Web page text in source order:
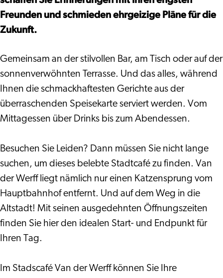
Freunden und schmieden ehrgeizige Pläne für die
Zukunft.
Gemeinsam an der stilvollen Bar, am Tisch oder auf der
sonnenverwöhnten Terrasse. Und das alles, während
Ihnen die schmackhaftesten Gerichte aus der
überraschenden Speisekarte serviert werden. Vom
Mittagessen über Drinks bis zum Abendessen.
Besuchen Sie Leiden? Dann müssen Sie nicht lange
suchen, um dieses belebte Stadtcafé zu finden. Van
der Werff liegt nämlich nur einen Katzensprung vom
Hauptbahnhof entfernt. Und auf dem Weg in die
Altstadt! Mit seinen ausgedehnten Öffnungszeiten
finden Sie hier den idealen Start- und Endpunkt für
Ihren Tag.
Im Stadscafé Van der Werff können Sie Ihre